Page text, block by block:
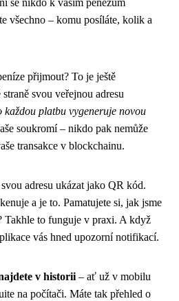
všechno – komu posíláte, kolik a
přijmout? To je ještě
svou veřejnou adresu
každou platbu vygeneruje novou
soukromí – nikdo pak nemůže
transakce v blockchainu.
adresu ukázat jako QR kód.
a je to. Pamatujete si, jak jsme
Takhle to funguje v praxi. A když
vás hned upozorní notifikací.
v historii – ať už v mobilu
na počítači. Máte tak přehled o